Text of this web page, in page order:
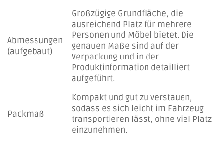
Abmessungen
(aufgebaut)
Großzügige Grundfläche, die
ausreichend Platz für mehrere
Personen und Möbel bietet. Die
genauen Maße sind auf der
Verpackung und in der
Produktinformation detailliert
aufgeführt.
Packmaß
Kompakt und gut zu verstauen,
sodass es sich leicht im Fahrzeug
transportieren lässt, ohne viel Platz
einzunehmen.